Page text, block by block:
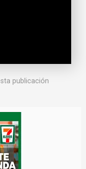
publicación